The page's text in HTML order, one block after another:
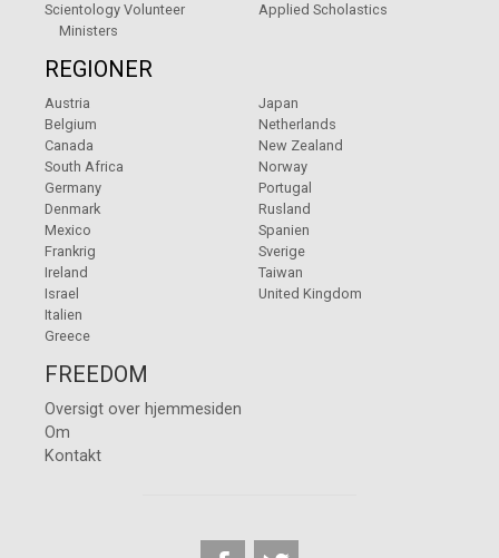
Scientology Volunteer
Ministers
Applied Scholastics
REGIONER
Austria
Belgium
Canada
South Africa
Germany
Denmark
Mexico
Frankrig
Ireland
Israel
Italien
Greece
Japan
Netherlands
New Zealand
Norway
Portugal
Rusland
Spanien
Sverige
Taiwan
United Kingdom
FREEDOM
Oversigt over hjemmesiden
Om
Kontakt